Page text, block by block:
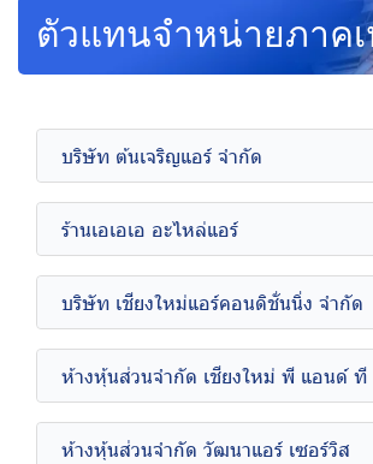
ตัวแทนจำหน่ายภาค
บริษัท ต้นเจริญแอร์ จำกัด
ร้านเอเอเอ อะไหล่แอร์
บริษัท เชียงใหม่แอร์คอนดิชั่นนิ่ง จำกัด
ห้างหุ้นส่วนจำกัด เชียงใหม่ พี แอนด์ ที
ห้างหุ้นส่วนจำกัด วัฒนาแอร์ เซอร์วิส